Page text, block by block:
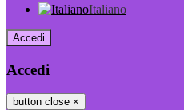
Italiano
Accedi
Accedi
button close ×